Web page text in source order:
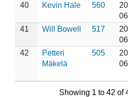
40
Kevin Hale 560
41
Will Bowell 517
42
Petteri
Mäkelä
505
Showing 1 to 42 of